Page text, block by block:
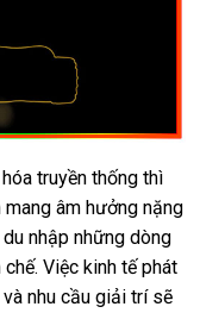
truyền thống trung
tâm
thì
mang âm hưởng nặng
nhập bảng
giá
những dòng
chếmini
. Việc kinh tế phát
siêu
và nhu cầu giải trí đặt
sẽ